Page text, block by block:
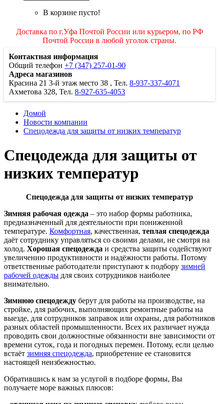
В корзине пусто!
Доставка по г.Уфа Почтой России или курьером, по РФ
Почтой России в любой уголок страны.
Контактная информация
Общий телефон +7 (347) 257-01-90
Адреса магазинов
Красина 21 3-й этаж место 38 , Тел. 8-937-337-4071
Ахметова 328, Тел. 8-927-635-4053
Домой
Новости компании
Спецодежда для защиты от низких температур
Спецодежда для защиты от
низких температур
Спецодежда для защиты от низких температур
Зимняя рабочая одежда – это набор формы работника,
предназначенный для деятельности при пониженной
температуре. Комфортная, качественная, теплая спецодежда
даёт сотруднику управляться со своими делами, не смотря на
холод. Хорошая спецодежда и средства защиты содействуют
увеличению продуктивности и надёжности работы. Потому
ответственные работодатели приступают к подбору зимней
рабочей одежды для своих сотрудников наиболее
внимательно.
Зимнюю спецодежду берут для работы на производстве, на
стройке, для рабочих, выполняющих ремонтные работы на
выезде, для сотрудников заправок или охраны, для работников
разных областей промышленности. Всех их различает нужда
проводить свои должностные обязанности вне зависимости от
времени суток, года и погодных перемен. Потому, если целью
встаёт зимняя спецодежда, приобретение ее становится
настоящей неизбежностью.
Обратившись к нам за услугой в подборе формы, Вы
получаете море важных плюсов: